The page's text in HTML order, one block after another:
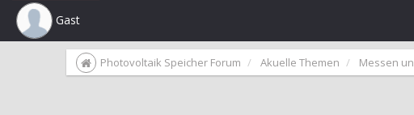
Gast
Photovoltaik Speicher Forum Akuelle Themen Messen